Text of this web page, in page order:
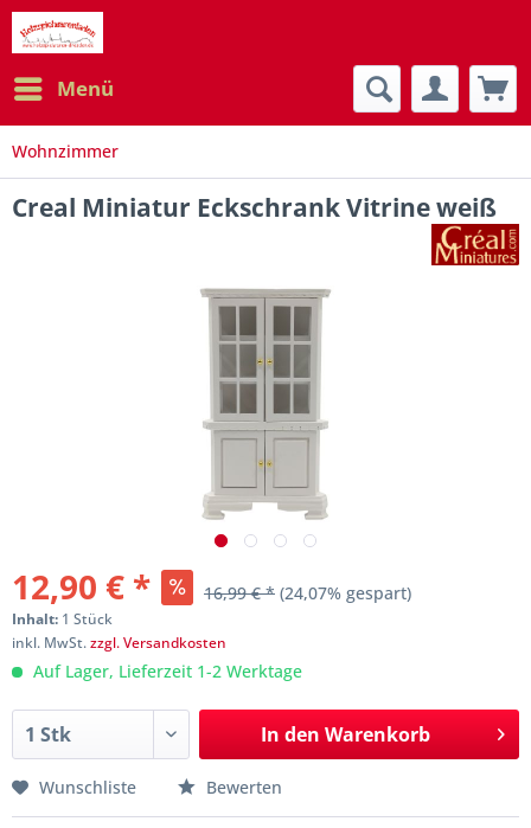
Menü
Wohnzimmer
Creal Miniatur Eckschrank Vitrine weiß
12,90 € * 16,99 € * (24,07% gespart)
Inhalt: 1 Stück
inkl. MwSt.zzgl. Versandkosten
Auf Lager, Lieferzeit 1-2 Werktage
In den Warenkorb
Wunschliste Bewerten